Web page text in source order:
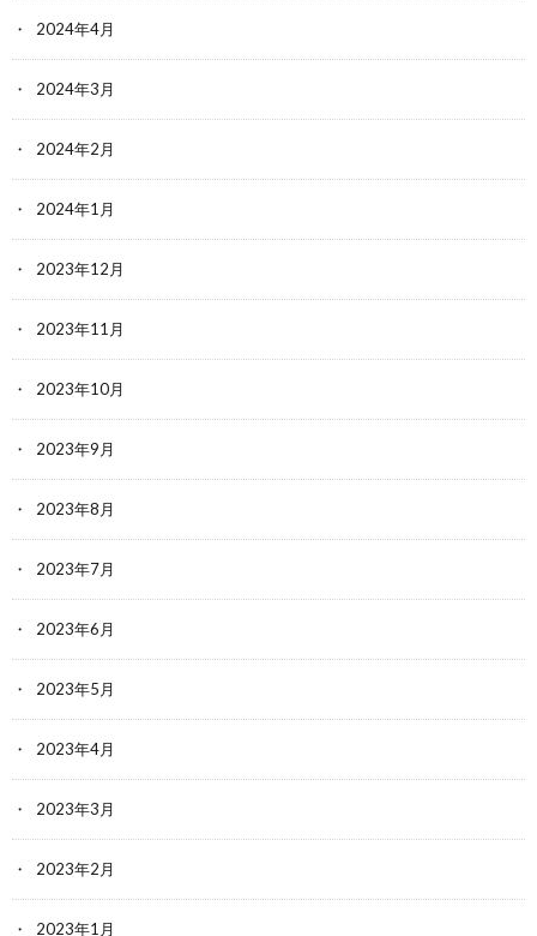
2024年4月
2024年3月
2024年2月
2024年1月
2023年12月
2023年11月
2023年10月
2023年9月
2023年8月
2023年7月
2023年6月
2023年5月
2023年4月
2023年3月
2023年2月
2023年1月